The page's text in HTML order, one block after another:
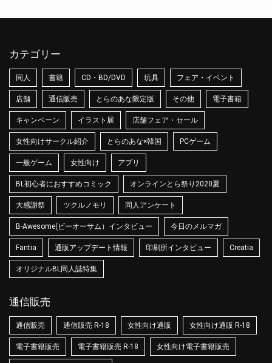
カテゴリー
同人 書籍 CD・BD/DVD 玩具 フェア・イベント
店舗 通信販売 とらのあな限定版 その他 電子書籍
キャンペーン イラスト展 店舗フェア・セール
女性向けサークル紹介 とらのあな×韓国 PCゲーム
一般ゲーム 女性向け アプリ
BL初心者におすすめコミック オンラインとら祭り2020夏
大感謝祭 ツクルノモリ 同人アンケート
B-Awesome(ビーオーサム）インタビュー 今日のメルマガ
Fantia 通販アップデート情報 印刷所インタビュー Creatia
オリジナルBL同人誌特集
通信販売
通信販売 通信販売 R-18 女性向け通販 女性向け通販 R-18
電子書籍販売 電子書籍販売 R-18 女性向け電子書籍販売